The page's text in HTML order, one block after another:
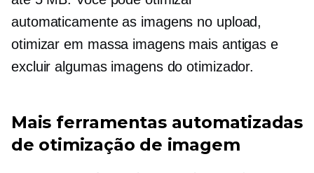
automaticamente as imagens no upload,
otimizar em massa imagens mais antigas e
excluir algumas imagens do otimizador.
Mais ferramentas automatizadas
de otimização de imagem